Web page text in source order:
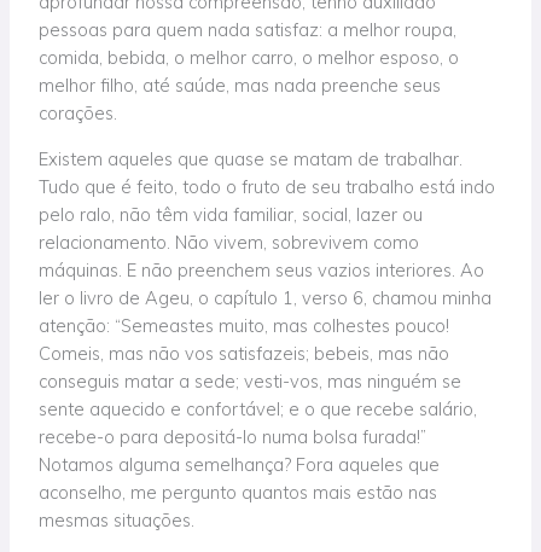
pessoas para quem nada satisfaz: a melhor roupa,
comida, bebida, o melhor carro, o melhor esposo, o
melhor filho, até saúde, mas nada preenche seus
corações.
Existem aqueles que quase se matam de trabalhar.
Tudo que é feito, todo o fruto de seu trabalho está indo
pelo ralo, não têm vida familiar, social, lazer ou
relacionamento. Não vivem, sobrevivem como
máquinas. E não preenchem seus vazios interiores. Ao
ler o livro de Ageu, o capítulo 1, verso 6, chamou minha
atenção: “Semeastes muito, mas colhestes pouco!
Comeis, mas não vos satisfazeis; bebeis, mas não
conseguis matar a sede; vesti-vos, mas ninguém se
sente aquecido e confortável; e o que recebe salário,
recebe-o para depositá-lo numa bolsa furada!”
Notamos alguma semelhança? Fora aqueles que
aconselho, me pergunto quantos mais estão nas
mesmas situações.